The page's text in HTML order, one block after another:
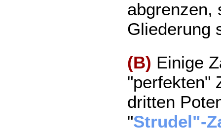
abgrenzen,
Gliederung
(B) Einige
"perfekten"
dritten
"Strudel"-